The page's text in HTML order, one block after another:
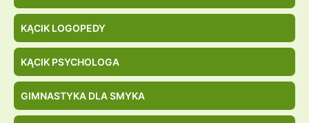
KĄCIK LOGOPEDY
KĄCIK PSYCHOLOGA
GIMNASTYKA DLA SMYKA